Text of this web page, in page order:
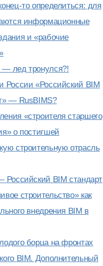
то определиться: для
информационные
и «рабочие
лед тронулся?!
России «Российский BIM
— RusBIMS?
«строителя старшего
о постигшей
строительную отрасль
Российский BIM стандарт
строительство» как
внедрения BIM в
борца на фронтах
BIM. Дополнительный